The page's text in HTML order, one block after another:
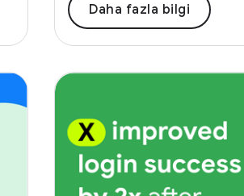
Daha fazla bilgi